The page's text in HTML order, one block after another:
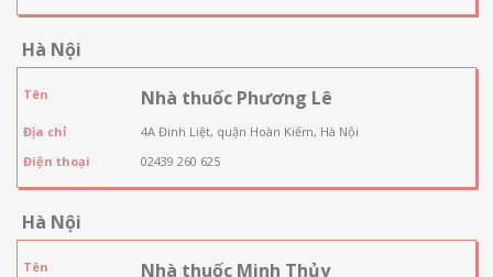
Hà Nội
Tên Nhà thuốc Phương Lê
Địa chỉ
4A Đinh Liệt, quận Hoàn Kiếm, Hà Nội
Điện thoại
02439 260 625
Hà Nội
Tên Nhà thuốc Minh Thủy